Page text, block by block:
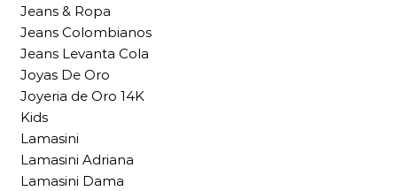
Jeans & Ropa
Jeans Colombianos
Jeans Levanta Cola
Joyas De Oro
Joyeria de Oro 14K
Kids
Lamasini
Lamasini Adriana
Lamasini Dama